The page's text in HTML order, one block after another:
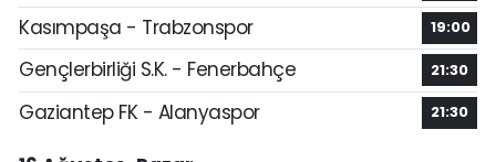
Kasımpaşa - Trabzonspor 19:00
Gençlerbirliği S.K. - Fenerbahçe 21:30
Gaziantep FK - Alanyaspor 21:30